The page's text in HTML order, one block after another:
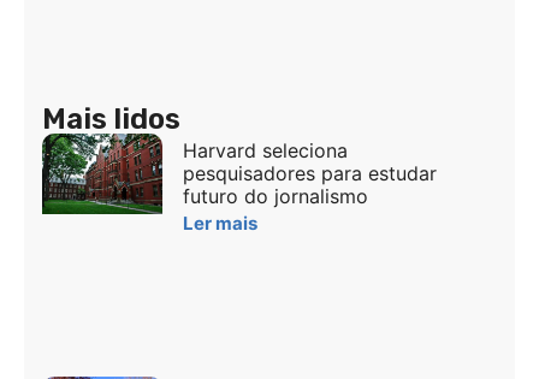
Mais lidos
Harvard seleciona
pesquisadores para estudar
futuro do jornalismo
Ler mais